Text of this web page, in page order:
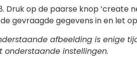
Druk op de paarse knop ‘create
gevraagde gegevens in en let
afbeelding is enige
onderstaande instellingen.